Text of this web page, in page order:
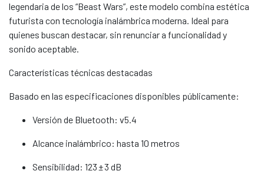
legendaria de los “Beast Wars”, este modelo combina estética
futurista con tecnología inalámbrica moderna. Ideal para
quienes buscan destacar, sin renunciar a funcionalidad y
sonido aceptable.
Características técnicas destacadas
Basado en las especificaciones disponibles públicamente:
Versión de Bluetooth: v5.4
Alcance inalámbrico: hasta 10 metros
Sensibilidad: 123 ± 3 dB